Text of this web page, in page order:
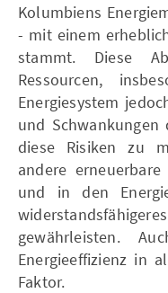
Kolumbiens
- mit einem
stammt. Diese
Ressourcen,
Energiesystem
und Schwankungen
diese Risiken zu
andere
und in den
gewährleisten.
Energieeffizienz in
Faktor.